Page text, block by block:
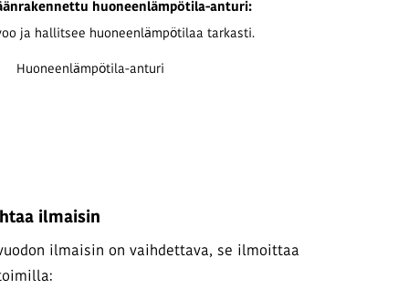
huoneenlämpötila-anturi:
ja hallitsee huoneenlämpötilaa tarkasti.
Huoneenlämpötila-anturi
ilmaisin
ilmaisin on vaihdettava, se ilmoittaa